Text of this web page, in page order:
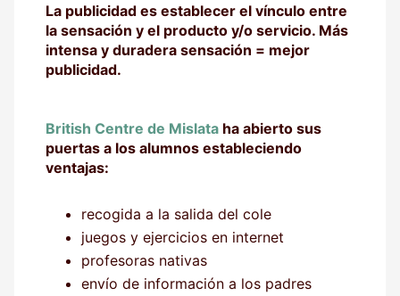
La publicidad es establecer el vínculo entre
la sensación y el producto y/o servicio. Más
intensa y duradera sensación = mejor
publicidad.
British Centre de Mislata ha abierto sus
puertas a los alumnos estableciendo
ventajas:
recogida a la salida del cole
juegos y ejercicios en internet
profesoras nativas
envío de información a los padres